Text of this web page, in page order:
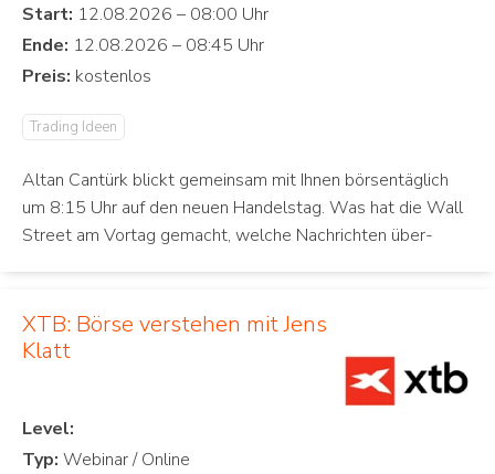
Start:
Ende:
Preis:
Trading Ideen
Altan Cantürk blickt gemeinsam mit Ihnen börsentäglich
um 8:15 Uhr auf den neuen Handelstag. Was hat die Wall
Street am Vortag gemacht, welche Nachrichten über-
XTB: Börse verstehen mit Jens
Klatt
Level:
Typ: